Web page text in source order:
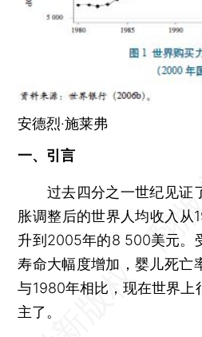
安德烈·施莱弗
一、引言
过去四分之一世纪见证
胀调整后的世界人均收入从
升到2005年的8 500美元。
寿命大幅度增加，婴儿死亡
与1980年相比，现在世界上
主了。